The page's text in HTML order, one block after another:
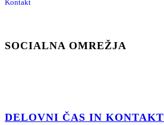
Kontakt
SOCIALNA OMREŽJA
DELOVNI ČAS IN KONTAKT